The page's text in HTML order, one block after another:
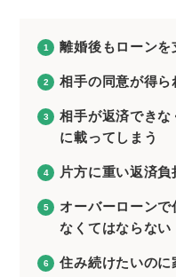
離婚後もローン
相手の同意が得
相手が返済できな
に載ってしまう
片方に重い返済
オーバーローン
なくてはならない
住み続けたいのに